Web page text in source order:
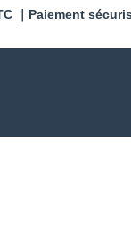
｜Paiement